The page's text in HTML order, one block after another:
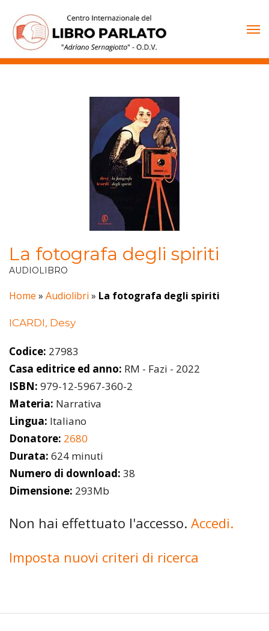
contenuto
La fotografa degli spiriti
AUDIOLIBRO
Home » Audiolibri » La fotografa degli spiriti
ICARDI, Desy
Codice: 27983
Casa editrice ed anno: RM - Fazi - 2022
ISBN: 979-12-5967-360-2
Materia: Narrativa
Lingua: Italiano
Donatore: 2680
Durata: 624 minuti
Numero di download: 38
Dimensione: 293Mb
Non hai effettuato l'accesso. Accedi.
Imposta nuovi criteri di ricerca